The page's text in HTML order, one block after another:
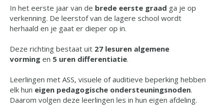
In het eerste jaar van de brede eerste graad ga je op
verkenning. De leerstof van de lagere school wordt
herhaald en je gaat er dieper op in.
Deze richting bestaat uit 27 lesuren algemene
vorming en 5 uren differentiatie.
Leerlingen met ASS, visuele of auditieve beperking hebben
elk hun eigen pedagogische ondersteuningsnoden.
Daarom volgen deze leerlingen les in hun eigen afdeling.